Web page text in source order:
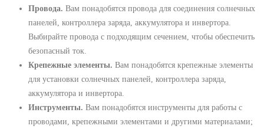
Провода. Вам понадобятся провода для соединения солнечных
панелей, контроллера заряда, аккумулятора и инвертора.
Выбирайте провода с подходящим сечением, чтобы обеспечить
безопасный ток.
Крепежные элементы. Вам понадобятся крепежные элементы
для установки солнечных панелей, контроллера заряда,
аккумулятора и инвертора.
Инструменты. Вам понадобятся инструменты для работы с
проводами, крепежными элементами и другими материалами;